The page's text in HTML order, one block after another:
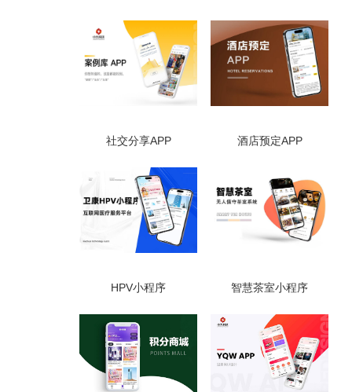
社交分享APP 酒店预定APP
HPV小程序 智慧茶室小程序